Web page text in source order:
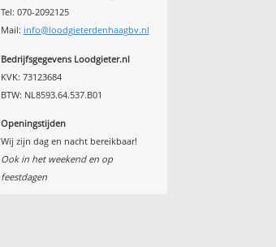
Tel: 070-2092125
Mail: info@loodgieterdenhaagbv.nl
Bedrijfsgegevens Loodgieter.nl
KVK: 73123684
BTW: NL8593.64.537.B01
Openingstijden
Wij zijn dag en nacht bereikbaar!
Ook in het weekend en op
feestdagen